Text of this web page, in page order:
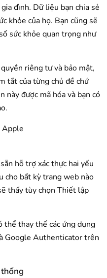
đình. Dữ liệu bạn chia sẻ
khỏe của họ. Bạn cũng sẽ
sức khỏe quan trọng như
riêng tư và bảo mật,
tắt của từng chủ đề chứ
này được mã hóa và bạn có
hỗ trợ xác thực hai yếu
cho bất kỳ trang web nào
thấy tùy chọn Thiết lập
thể thay thế các ứng dụng
Google Authenticator trên